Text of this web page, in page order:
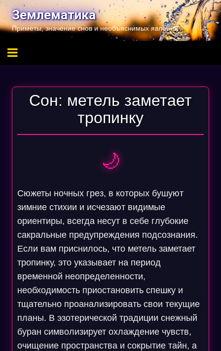
Перейти
содержимому
Землематика
Приметы, значение снов и необъяснимых явлений
Сон: метель заметает
тропинку
🌙
Сюжеты ночных грез, в которых бушуют
зимние стихии и исчезают видимые
ориентиры, всегда несут в себе глубокие
сакральные предупреждения подсознания.
Если вам приснилось, что метель заметает
тропинку, это указывает на период
временной неопределенности,
необходимость приостановить спешку и
тщательно проанализировать свои текущие
планы. В эзотерической традиции снежный
буран символизирует охлаждение чувств,
очищение пространства и сокрытие тайн, а